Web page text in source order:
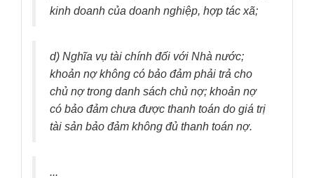
kinh doanh của doanh nghiệp, hợp tác xã;
d) Nghĩa vụ tài chính đối với Nhà nước;
khoản nợ không có bảo đảm phải trả cho
chủ nợ trong danh sách chủ nợ; khoản nợ
có bảo đảm chưa được thanh toán do giá trị
tài sản bảo đảm không đủ thanh toán nợ.
...